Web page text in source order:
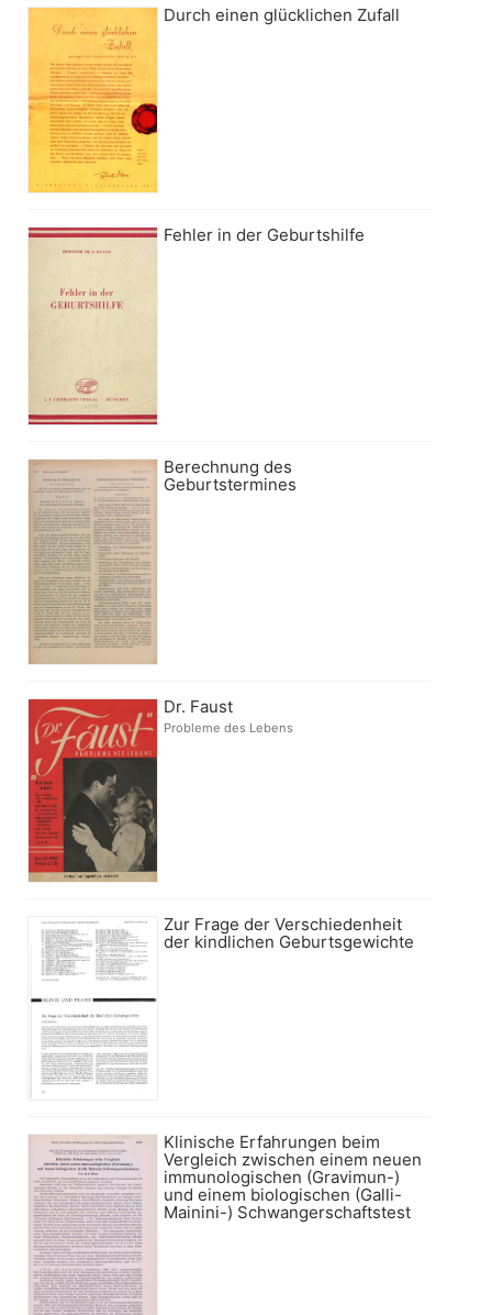
Durch einen glücklichen Zufall
Fehler in der Geburtshilfe
Berechnung des
Geburtstermines
Dr. Faust
Probleme des Lebens
Zur Frage der Verschiedenheit
der kindlichen Geburtsgewichte
Klinische Erfahrungen beim
Vergleich zwischen einem neuen
immunologischen (Gravimun-)
und einem biologischen (Galli-
Mainini-) Schwangerschaftstest